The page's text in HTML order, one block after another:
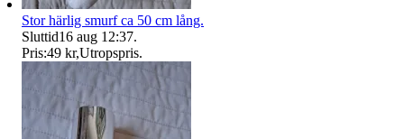
Stor härlig smurf ca 50 cm lång.
Sluttid16 aug 12:37.
Pris:49 kr,Utropspris.